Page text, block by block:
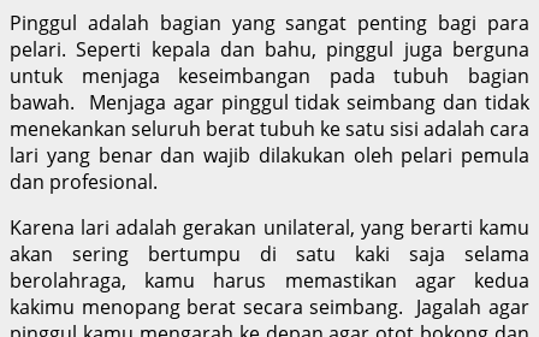
Pinggul adalah bagian yang sangat penting bagi para
pelari. Seperti kepala dan bahu, pinggul juga berguna
untuk menjaga keseimbangan pada tubuh bagian
bawah. Menjaga agar pinggul tidak seimbang dan tidak
menekankan seluruh berat tubuh ke satu sisi adalah cara
lari yang benar dan wajib dilakukan oleh pelari pemula
dan profesional.
Karena lari adalah gerakan unilateral, yang berarti kamu
akan sering bertumpu di satu kaki saja selama
berolahraga, kamu harus memastikan agar kedua
kakimu menopang berat secara seimbang. Jagalah agar